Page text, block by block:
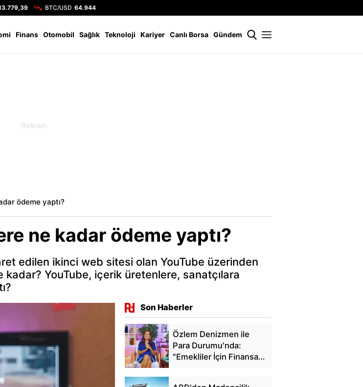
BTC/USD 64.944
Finans Otomobil Sağlık Teknoloji Kariyer Canlı Borsa Gündem
ödeme yaptı?
ne kadar ödeme yaptı?
edilen ikinci web sitesi olan YouTube üzerinden
YouTube, içerik üretenlere, sanatçılara
Son Haberler
Özlem Denizmen ile
Para Durumu'nda:
"Emekliler İçin Finansal